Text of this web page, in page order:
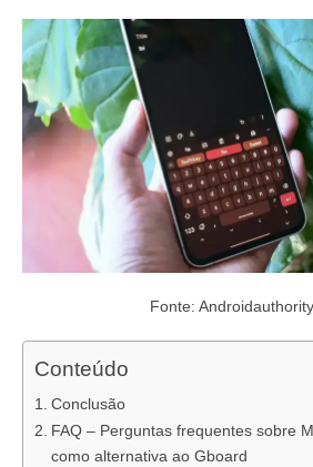
Fonte:
Conteúdo
Conclusão
FAQ – Perguntas frequentes sobre
como alternativa ao Gboard